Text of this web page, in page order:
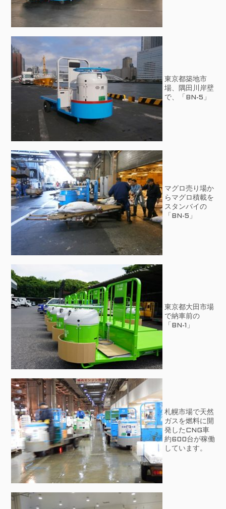
東京都築地市
場、隅田川岸壁
で、「BN-5」
マグロ売り場か
らマグロ積載を
スタンバイの
「BN-5」
東京都大田市場
で納車前の
「BN-1」
札幌市場で天然
ガスを燃料に開
発したCNG車
約600台が稼働
しています。